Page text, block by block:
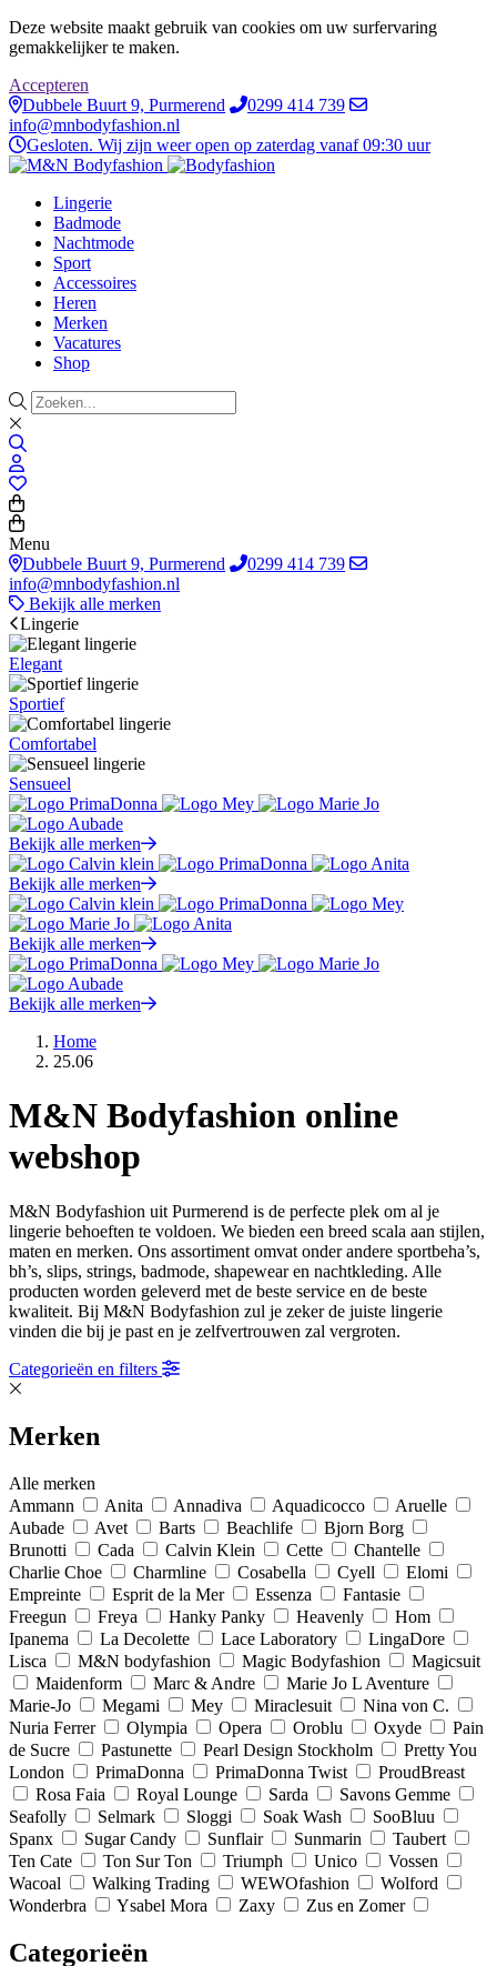
Deze website maakt gebruik van cookies om uw surfervaring
gemakkelijker te maken.
Accepteren
Dubbele Buurt 9, Purmerend
0299 414 739
info@mnbodyfashion.nl
Gesloten. Wij zijn weer open op zaterdag vanaf 09:30 uur
Lingerie
Badmode
Nachtmode
Sport
Accessoires
Heren
Merken
Vacatures
Shop
Menu
Dubbele Buurt 9, Purmerend
0299 414 739
info@mnbodyfashion.nl
Bekijk alle merken
Lingerie
Elegant
Sportief
Comfortabel
Sensueel
Bekijk alle merken
Bekijk alle merken
Bekijk alle merken
Bekijk alle merken
Home
25.06
M&N Bodyfashion online
webshop
M&N Bodyfashion uit Purmerend is de perfecte plek om al je
lingerie behoeften te voldoen. We bieden een breed scala aan stijlen,
maten en merken. Ons assortiment omvat onder andere sportbeha’s,
bh’s, slips, strings, badmode, shapewear en nachtkleding. Alle
producten worden geleverd met de beste service en de beste
kwaliteit. Bij M&N Bodyfashion zul je zeker de juiste lingerie
vinden die bij je past en je zelfvertrouwen zal vergroten.
Categorieën en filters
Merken
Alle merken
Ammann
Anita Annadiva Aquadicocco
Aruelle
Aubade
Avet Barts Beachlife
Bjorn Borg
Brunotti
Cada Calvin Klein Cette
Chantelle
Charlie Choe
Charmline Cosabella Cyell
Elomi
Empreinte
Esprit de la Mer Essenza
Fantasie
Freegun
Freya Hanky Panky Heavenly
Hom
Ipanema
La Decolette Lace Laboratory
LingaDore
Lisca
M&N bodyfashion Magic Bodyfashion
Magicsuit
Maidenform
Marc & Andre
Marie Jo L Aventure
Marie-Jo
Megami Mey Miraclesuit
Nina von C.
Nuria Ferrer
Olympia Opera Oroblu Oxyde
Pain
de Sucre
Pastunette Pearl Design Stockholm
Pretty You
London
PrimaDonna PrimaDonna Twist
ProudBreast
Rosa Faia
Royal Lounge Sarda
Savons Gemme
Seafolly
Selmark Sloggi Soak Wash
SooBluu
Spanx
Sugar Candy Sunflair Sunmarin
Taubert
Ten Cate
Ton Sur Ton Triumph Unico
Vossen
Wacoal
Walking Trading WEWOfashion
Wolford
Wonderbra
Ysabel Mora Zaxy Zus en Zomer
Categorieën